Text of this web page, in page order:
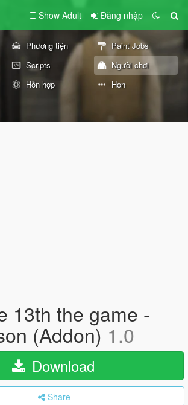
Show Adult Đăng nhập
Phương tiện
Paint Jobs
Scripts
Người chơi
Hỗn hợp Hơn
13th the game -
(Addon) 1.0
Download
Share